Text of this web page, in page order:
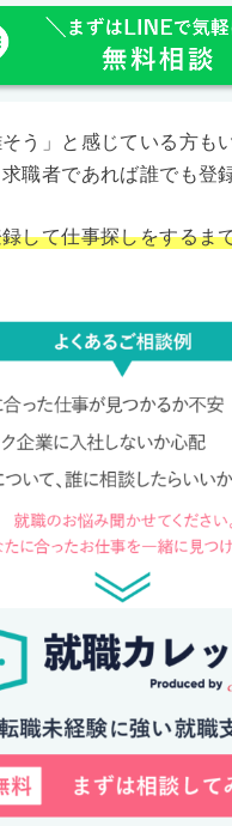
う」と感じている方も
職者であれば誰でも登
して仕事探しをするま